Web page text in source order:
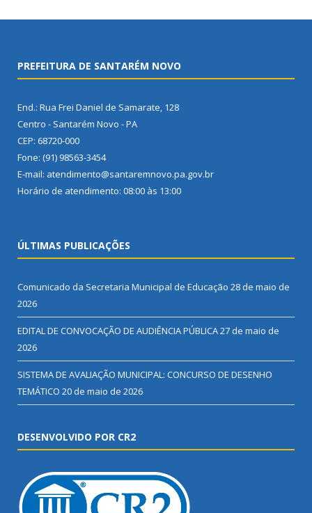
PREFEITURA DE SANTARÉM NOVO
End.: Rua Frei Daniel de Samarate, 128
Centro - Santarém Novo - PA
CEP: 68720-000
Fone: (91) 98563-3454
E-mail: atendimento@santaremnovo.pa.gov.br
Horário de atendimento: 08:00 às 13:00
ÚLTIMAS PUBLICAÇÕES
Comunicado da Secretaria Municipal de Educação 28 de maio de
2026
EDITAL DE CONVOCAÇÃO DE AUDIÊNCIA PÚBLICA27 de maio de
2026
SISTEMA DE AVALIAÇÃO MUNICIPAL: CONCURSO DE DESENHO
TEMÁTICO 20 de maio de 2026
DESENVOLVIDO POR CR2